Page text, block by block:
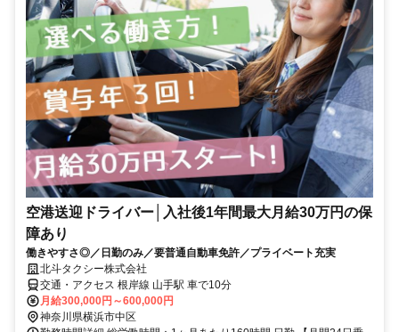
空港送迎ドライバー│入社後1年間最大月給30万円の保
障あり
働きやすさ◎／日勤のみ／要普通自動車免許／プライベート充実
北斗タクシー株式会社
交通・アクセス 根岸線 山手駅 車で10分
月給300,000円～600,000円
神奈川県横浜市中区